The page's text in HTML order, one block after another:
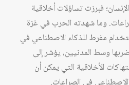
فبرزت تساؤلات أخلاقية
وما شهدته الحرب في غزة
مفرط للذكاء الاصطناعي في
وسط المدنيين، يؤشر إلى
الأخلاقية التي يمكن أن